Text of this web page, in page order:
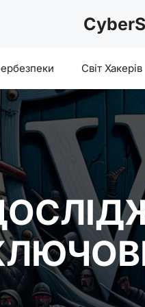
Світ Хакерів